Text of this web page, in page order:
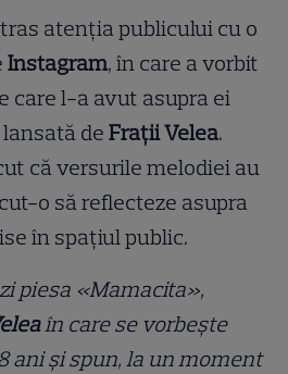
atenția publicului cu o
Instagram, în care a vorbit
care l-a avut asupra ei
lansată deFrații Velea.
că versurile melodiei au
o să reflecteze asupra
în spațiul public.
piesa «Mamacita»,
în care se vorbește
ani și spun, la un moment